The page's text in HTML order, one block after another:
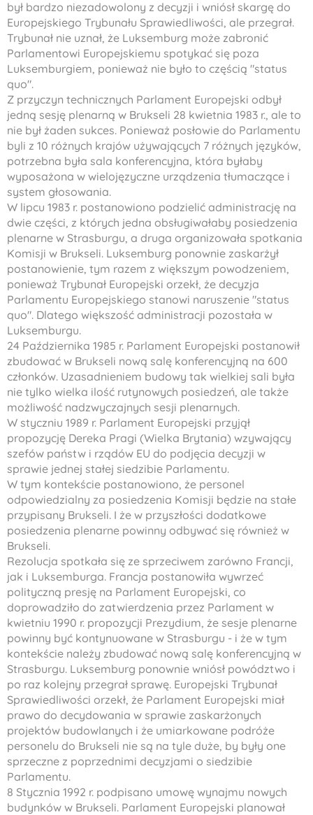
był bardzo niezadowolony z decyzji i wniósł skargę do
Europejskiego Trybunału Sprawiedliwości, ale przegrał.
Trybunał nie uznał, że Luksemburg może zabronić
Parlamentowi Europejskiemu spotykać się poza
Luksemburgiem, ponieważ nie było to częścią "status
quo".
Z przyczyn technicznych Parlament Europejski odbył
jedną sesję plenarną w Brukseli 28 kwietnia 1983 r., ale to
nie był żaden sukces. Ponieważ posłowie do Parlamentu
byli z 10 różnych krajów używających 7 różnych języków,
potrzebna była sala konferencyjna, która byłaby
wyposażona w wielojęzyczne urządzenia tłumaczące i
system głosowania.
W lipcu 1983 r. postanowiono podzielić administrację na
dwie części, z których jedna obsługiwałaby posiedzenia
plenarne w Strasburgu, a druga organizowała spotkania
Komisji w Brukseli. Luksemburg ponownie zaskarżył
postanowienie, tym razem z większym powodzeniem,
ponieważ Trybunał Europejski orzekł, że decyzja
Parlamentu Europejskiego stanowi naruszenie "status
quo". Dlatego większość administracji pozostała w
Luksemburgu.
24 Października 1985 r. Parlament Europejski postanowił
zbudować w Brukseli nową salę konferencyjną na 600
członków. Uzasadnieniem budowy tak wielkiej sali była
nie tylko wielka ilość rutynowych posiedzeń, ale także
możliwość nadzwyczajnych sesji plenarnych.
W styczniu 1989 r. Parlament Europejski przyjął
propozycję Dereka Pragi (Wielka Brytania) wzywający
szefów państw i rządów EU do podjęcia decyzji w
sprawie jednej stałej siedzibie Parlamentu.
W tym kontekście postanowiono, że personel
odpowiedzialny za posiedzenia Komisji będzie na stałe
przypisany Brukseli. I że w przyszłości dodatkowe
posiedzenia plenarne powinny odbywać się również w
Brukseli.
Rezolucja spotkała się ze sprzeciwem zarówno Francji,
jak i Luksemburga. Francja postanowiła wywrzeć
polityczną presję na Parlament Europejski, co
doprowadziło do zatwierdzenia przez Parlament w
kwietniu 1990 r. propozycji Prezydium, że sesje plenarne
powinny być kontynuowane w Strasburgu - i że w tym
kontekście należy zbudować nową salę konferencyjną w
Strasburgu. Luksemburg ponownie wniósł powództwo i
po raz kolejny przegrał sprawę. Europejski Trybunał
Sprawiedliwości orzekł, że Parlament Europejski miał
prawo do decydowania w sprawie zaskarżonych
projektów budowlanych i że umiarkowane podróże
personelu do Brukseli nie są na tyle duże, by były one
sprzeczne z poprzednimi decyzjami o siedzibie
Parlamentu.
8 Stycznia 1992 r. podpisano umowę wynajmu nowych
budynków w Brukseli. Parlament Europejski planował